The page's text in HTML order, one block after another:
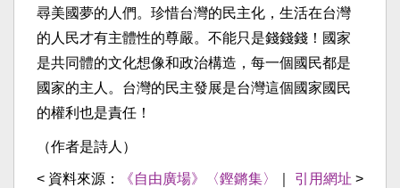
尋美國夢的人們。珍惜台灣的民主化，生活在台灣
的人民才有主體性的尊嚴。不能只是錢錢錢！國家
是共同體的文化想像和政治構造，每一個國民都是
國家的主人。台灣的民主發展是台灣這個國家國民
的權利也是責任！
（作者是詩人）
< 資料來源： 《自由廣場》〈鏗鏘集〉 引用網址 >